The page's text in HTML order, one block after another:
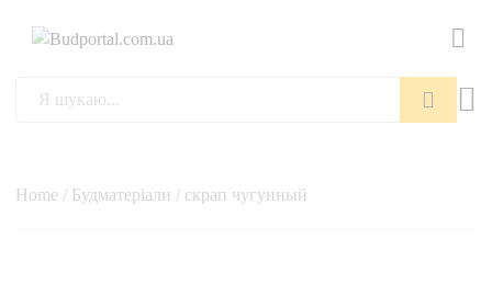
Home / Будматеріали / скрап чугунный